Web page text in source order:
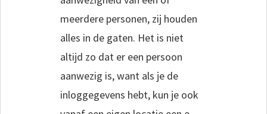
meerdere personen, zij houden
alles in de gaten. Het is niet
altijd zo dat er een persoon
aanwezig is, want als je de
inloggegevens hebt, kun je ook